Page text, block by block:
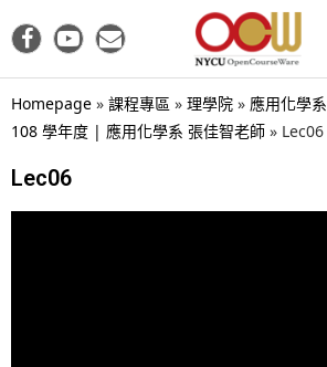
Homepage » 課程專區 » 理學院 » 應用化學系
108 學年度 | 應用化學系 張佳智老師 » Lec06
Lec06